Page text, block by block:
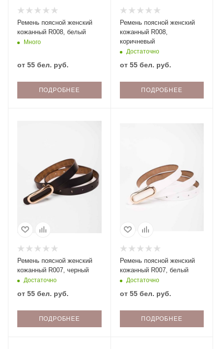
Ремень поясной женский
кожанный R008, белый
Много
от 55 бел. руб.
ПОДРОБНЕЕ
Ремень поясной женский
кожанный R008,
коричневый
Достаточно
от 55 бел. руб.
ПОДРОБНЕЕ
Ремень поясной женский
кожанный R007, черный
Достаточно
от 55 бел. руб.
ПОДРОБНЕЕ
Ремень поясной женский
кожанный R007, белый
Достаточно
от 55 бел. руб.
ПОДРОБНЕЕ